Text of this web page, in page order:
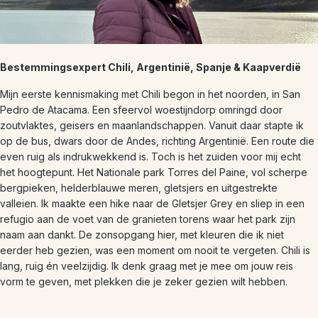
Bestemmingsexpert Chili, Argentinië, Spanje & Kaapverdië
Mijn eerste kennismaking met Chili begon in het noorden, in San
Pedro de Atacama. Een sfeervol woestijndorp omringd door
zoutvlaktes, geisers en maanlandschappen. Vanuit daar stapte ik
op de bus, dwars door de Andes, richting Argentinië. Een route die
even ruig als indrukwekkend is. Toch is het zuiden voor mij echt
het hoogtepunt. Het Nationale park Torres del Paine, vol scherpe
bergpieken, helderblauwe meren, gletsjers en uitgestrekte
valleien. Ik maakte een hike naar de Gletsjer Grey en sliep in een
refugio aan de voet van de granieten torens waar het park zijn
naam aan dankt. De zonsopgang hier, met kleuren die ik niet
eerder heb gezien, was een moment om nooit te vergeten. Chili is
lang, ruig én veelzijdig. Ik denk graag met je mee om jouw reis
vorm te geven, met plekken die je zeker gezien wilt hebben.